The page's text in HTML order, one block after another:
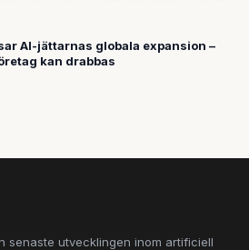
AI-jättarnas globala expansion –
kan drabbas
senaste utvecklingen inom artificiell